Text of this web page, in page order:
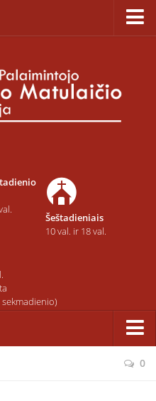
Ėmimo į dangų”
Šeštadieniais
10 val. ir 18 val.
0